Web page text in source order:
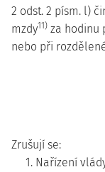
2 odst. 2 písm. l)
mzdy11) za hodinu
nebo při
Zrušují se:
1. Nařízení